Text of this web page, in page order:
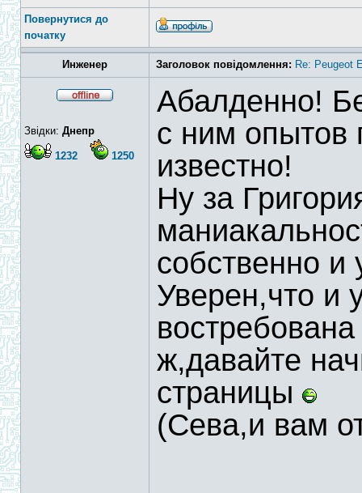
Повернутися до
початку
Инженер Заголовок повідомлення: Re: Peugeot
Звідки: Днепр
1232 1250
Абалденно!
с ним опытов
известно!
Ну за
собственно и
Уверен,что и
ж,давайте
страницы
(Сева,и вам